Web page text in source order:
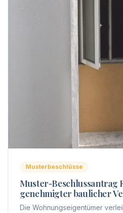
Musterbeschlüsse
Muster-Beschlussantrag
genehmigter baulicher
Gemeinschaftseigentum
Die Wohnungseigentümer